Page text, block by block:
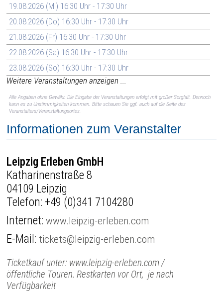
19.08.2026 (Mi) 16:30 Uhr - 17:30 Uhr
20.08.2026 (Do) 16:30 Uhr - 17:30 Uhr
21.08.2026 (Fr) 16:30 Uhr - 17:30 Uhr
22.08.2026 (Sa) 16:30 Uhr - 17:30 Uhr
23.08.2026 (So) 16:30 Uhr - 17:30 Uhr
Weitere Veranstaltungen anzeigen ...
Alle Angaben ohne Gewähr. Die Eingabe der Veranstaltungen erfolgt mit großer Sorgfalt. Dennoch
kann es zu Unstimmigkeiten kommen. Bitte schauen Sie ggf. auch auf die Seite des
Veranstalters/Veranstaltungsortes.
Informationen zum Veranstalter
Leipzig Erleben GmbH
Katharinenstraße 8
04109 Leipzig
Telefon: +49 (0)341 7104280
Internet:www.leipzig-erleben.com
E-Mail: tickets@leipzig-erleben.com
Ticketkauf unter: www.leipzig-erleben.com /
öffentliche Touren. Restkarten vor Ort, je nach
Verfügbarkeit